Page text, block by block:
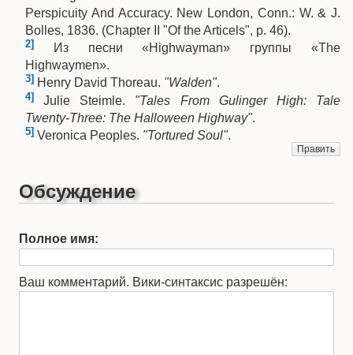
Perspicuity And Accuracy. New London, Conn.: W. & J.
Bolles, 1836. (Chapter II "Of the Articels", p. 46).
2]
Из песни «Highwayman» группы «The
Highwaymen».
3] Henry David Thoreau. "Walden".
4] Julie Steimle. "Tales From Gulinger High: Tale
Twenty-Three: The Halloween Highway".
5] Veronica Peoples. "Tortured Soul".
Править
Обсуждение
Полное имя:
Ваш комментарий. Вики-синтаксис разрешён: